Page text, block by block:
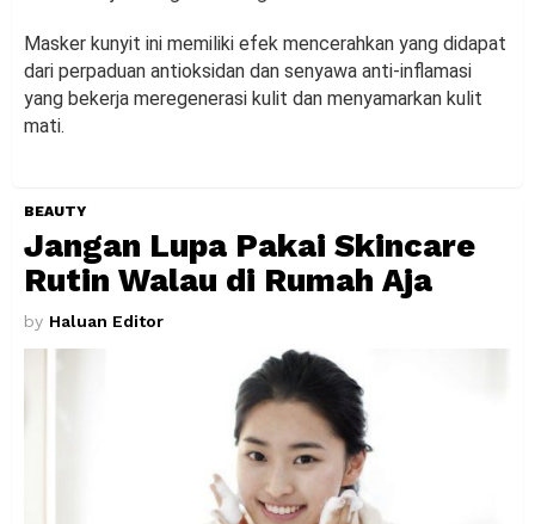
Masker kunyit ini memiliki efek mencerahkan yang didapat
dari perpaduan antioksidan dan senyawa anti-inflamasi
yang bekerja meregenerasi kulit dan menyamarkan kulit
mati.
BEAUTY
Jangan Lupa Pakai Skincare
Rutin Walau di Rumah Aja
by Haluan Editor